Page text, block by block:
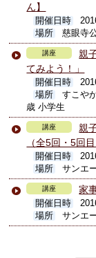
ん】
開催日時
場所
慈眼寺
講座
親
てみよう！」
開催日時
場所
すこや
歳 小学生
講座
親
（全5回・5回目
開催日時
場所
サンエ
講座 家
開催日時
場所
サンエ